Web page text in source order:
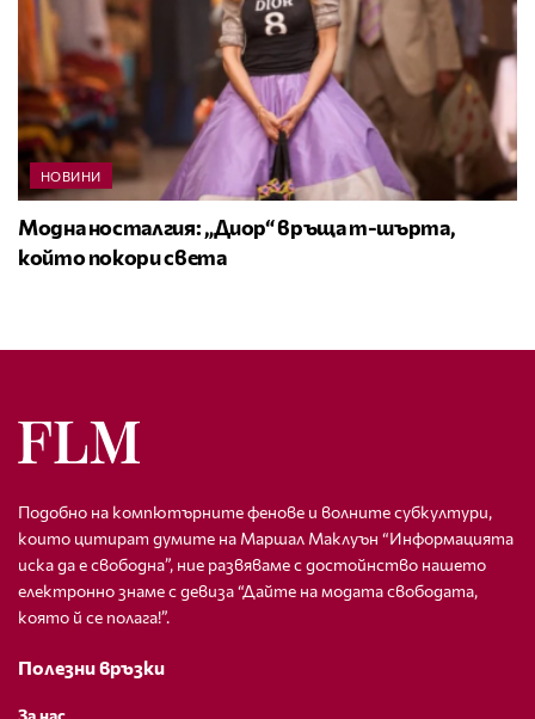
НОВИНИ
Модна носталгия: „Диор“ връща т-шърта,
който покори света
Подобно на компютърните фенове и волните субкултури,
които цитират думите на Маршал Маклуън “Информацията
иска да е свободна”, ние развяваме с достойнство нашето
електронно знаме с девиза “Дайте на модата свободата,
която й се полага!”.
Полезни връзки
За нас